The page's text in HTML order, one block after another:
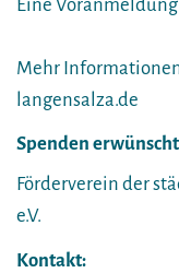
Eine
Mehr
langensalza.de
Spenden
Förderverein der
e.V.
Kontakt: